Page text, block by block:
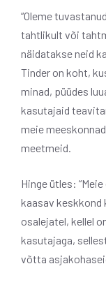
“Oleme
tahtlikult või
näidatakse neid
Tinder on koht,
minad, püüdes
kasutajaid
meie
meetmeid.
Hinge ütles:
kaasav keskkond
osalejatel, kellel
kasutajaga,
võtta